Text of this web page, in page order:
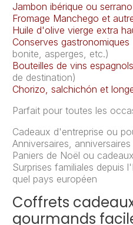
Jambon ibérique ou
Fromage Manchego et
Huile d'olive vierge extra
Conserves gastronomiques
bonite, asperges, etc.)
Bouteilles de vins
de destination)
Chorizo, salchichón et
Parfait pour toutes les
Cadeaux d'entreprise ou
Anniversaires,
Paniers de Noël ou
Surprises familiales depuis
quel pays européen
Coffrets
gourmands